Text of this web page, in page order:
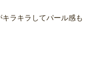
ラキラしてパール感も